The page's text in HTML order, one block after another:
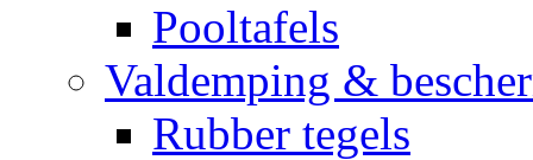
Pooltafels
Valdemping &
Rubber tegels